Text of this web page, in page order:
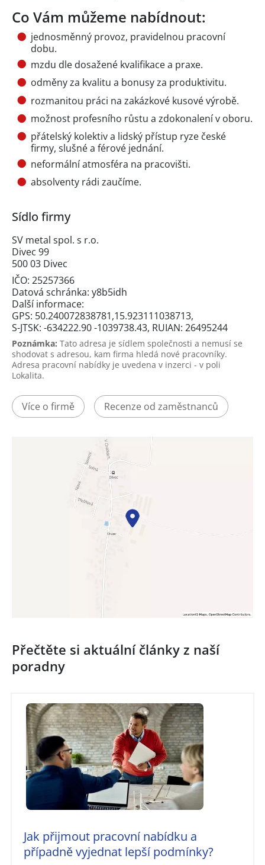
Co Vám můžeme nabídnout:
jednosměnný provoz, pravidelnou pracovní
dobu.
mzdu dle dosažené kvalifikace a praxe.
odměny za kvalitu a bonusy za produktivitu.
rozmanitou práci na zakázkové kusové výrobě.
možnost profesního růstu a zdokonalení v oboru.
přátelský kolektiv a lidský přístup ryze české
firmy, slušné a férové jednání.
neformální atmosféra na pracovišti.
absolventy rádi zaučíme.
Sídlo firmy
SV metal spol. s r.o.
Divec 99
500 03 Divec
IČO: 25257366
Datová schránka: y8b5idh
Další informace:
GPS: 50.240072838781,15.923111038713,
S-JTSK: -634222.90 -1039738.43, RUIAN: 26495244
Poznámka: Tato adresa je sídlem společnosti a nemusí se
shodovat s adresou, kam firma hledá nové pracovníky.
Adresa pracovní nabídky je uvedena v inzerci - v poli
Lokalita.
Více o firmě Recenze od zaměstnanců
Přečtěte si aktuální články z naší
poradny
Jak přijmout pracovní nabídku a
případně vyjednat lepší podmínky?